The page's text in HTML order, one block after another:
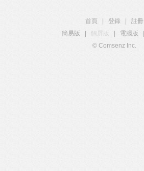
首頁 登錄
註冊
簡易版
觸屏版 電腦版
© Comsenz Inc.